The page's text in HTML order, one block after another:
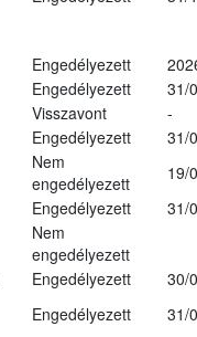
Engedélyezett
Engedélyezett
31/
Visszavont
-
Engedélyezett
31/
Nem
engedélyezett
19/
Engedélyezett
31/
Nem
engedélyezett
Engedélyezett
30/
Engedélyezett
31/